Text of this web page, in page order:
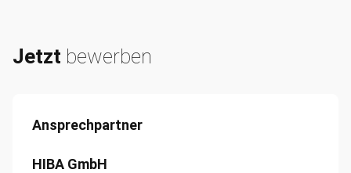
Jetzt bewerben
Ansprechpartner
HIBA GmbH